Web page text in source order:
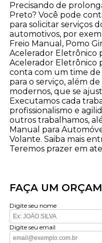
Precisando de
Preto? Você pode
para solicitar serviços
automotivos, por
Freio Manual, Pomo
Acelerador Eletrônico
Acelerador Eletrônico
conta com um time de
para o serviço, além
modernos, que se
Executamos cada
profissionalismo e
outros trabalhamos,
Manual para
Volante. Saiba mais
Teremos prazer em
FAÇA UM
Digite seu nome
Digite seu email